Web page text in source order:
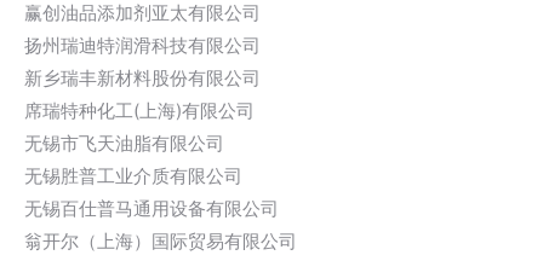
赢创油品添加剂亚太有限公司
扬州瑞迪特润滑科技有限公司
新乡瑞丰新材料股份有限公司
席瑞特种化工(上海)有限公司
无锡市飞天油脂有限公司
无锡胜普工业介质有限公司
无锡百仕普马通用设备有限公司
翁开尔（上海）国际贸易有限公司